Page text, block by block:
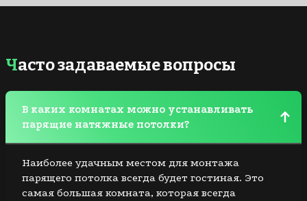
Часто задаваемые вопросы
В каких комнатах можно устанавливать
парящие натяжные потолки?
Наиболее удачным местом для монтажа
парящего потолка всегда будет гостиная. Это
самая большая комната, которая всегда